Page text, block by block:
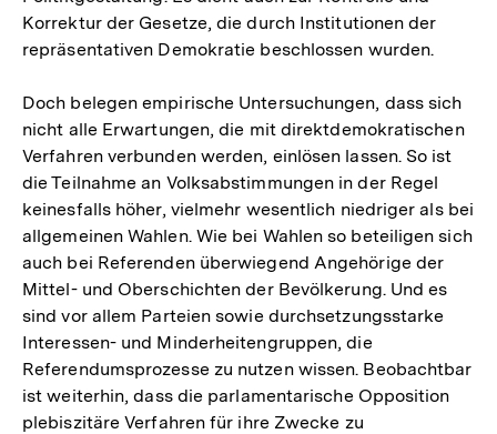
Korrektur der Gesetze, die durch Institutionen der
repräsentativen Demokratie beschlossen wurden.
Doch belegen empirische Untersuchungen, dass sich
nicht alle Erwartungen, die mit direktdemokratischen
Verfahren verbunden werden, einlösen lassen. So ist
die Teilnahme an Volksabstimmungen in der Regel
keinesfalls höher, vielmehr wesentlich niedriger als bei
allgemeinen Wahlen. Wie bei Wahlen so beteiligen sich
auch bei Referenden überwiegend Angehörige der
Mittel- und Oberschichten der Bevölkerung. Und es
sind vor allem Parteien sowie durchsetzungsstarke
Interessen- und Minderheitengruppen, die
Referendumsprozesse zu nutzen wissen. Beobachtbar
ist weiterhin, dass die parlamentarische Opposition
plebiszitäre Verfahren für ihre Zwecke zu